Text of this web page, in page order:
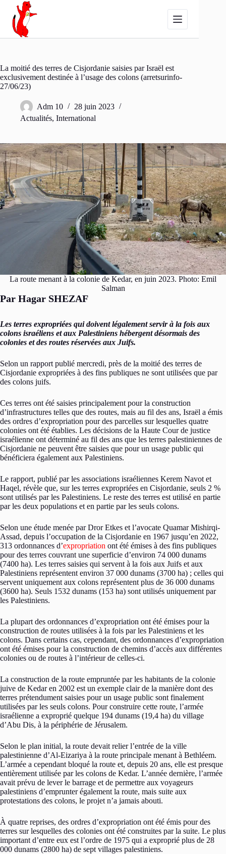
Passer
contenu
La moitié des terres de Cisjordanie saisies par Israël est
exclusivement destinée à l’usage des colons (arretsurinfo-
27/06/23)
Adm 10
28 juin 2023
Actualités, International
La route menant à la colonie de Kedar, en juin 2023. Photo: Emil
Salman
Par Hagar SHEZAF
Les terres expropriées qui doivent légalement servir à la fois aux
colons israéliens et aux Palestiniens hébergent désormais des
colonies et des routes réservées aux Juifs.
Selon un rapport publié mercredi, près de la moitié des terres de
Cisjordanie expropriées à des fins publiques ne sont utilisées que par
des colons juifs.
Ces terres ont été saisies principalement pour la construction
d’infrastructures telles que des routes, mais au fil des ans, Israël a émis
des ordres d’expropriation pour des parcelles sur lesquelles quatre
colonies ont été établies. Les décisions de la Haute Cour de justice
israélienne ont déterminé au fil des ans que les terres palestiniennes de
Cisjordanie ne peuvent être saisies que pour un usage public qui
bénéficiera également aux Palestiniens.
Le rapport, publié par les associations israéliennes Kerem Navot et
Haqel, révèle que, sur les terres expropriées en Cisjordanie, seuls 2 %
sont utilisés par les Palestiniens. Le reste des terres est utilisé en partie
par les deux populations et en partie par les seuls colons.
Selon une étude menée par Dror Etkes et l’avocate Quamar Mishirqi-
Assad, depuis l’occupation de la Cisjordanie en 1967 jusqu’en 2022,
313 ordonnances d’expropriation ont été émises à des fins publiques
pour des terres couvrant une superficie d’environ 74 000 dunams
(7400 ha). Les terres saisies qui servent à la fois aux Juifs et aux
Palestiniens représentent environ 37 000 dunams (3700 ha) ; celles qui
servent uniquement aux colons représentent plus de 36 000 dunams
(3600 ha). Seuls 1532 dunams (153 ha) sont utilisés uniquement par
les Palestiniens.
La plupart des ordonnances d’expropriation ont été émises pour la
construction de routes utilisées à la fois par les Palestiniens et les
colons. Dans certains cas, cependant, des ordonnances d’expropriation
ont été émises pour la construction de chemins d’accès aux différentes
colonies ou de routes à l’intérieur de celles-ci.
La construction de la route empruntée par les habitants de la colonie
juive de Kedar en 2002 est un exemple clair de la manière dont des
terres prétendument saisies pour un usage public sont finalement
utilisées par les seuls colons. Pour construire cette route, l’armée
israélienne a exproprié quelque 194 dunams (19,4 ha) du village
d’Abu Dis, à la périphérie de Jérusalem.
Selon le plan initial, la route devait relier l’entrée de la ville
palestinienne d’Al-Eizariya à la route principale menant à Bethléem.
L’armée a cependant bloqué la route et, depuis 20 ans, elle est presque
entièrement utilisée par les colons de Kedar. L’année dernière, l’armée
avait prévu de lever le barrage et de permettre aux voyageurs
palestiniens d’emprunter également la route, mais suite aux
protestations des colons, le projet n’a jamais abouti.
À quatre reprises, des ordres d’expropriation ont été émis pour des
terres sur lesquelles des colonies ont été construites par la suite. Le plus
important d’entre eux est l’ordre de 1975 qui a exproprié plus de 28
000 dunams (2800 ha) de sept villages palestiniens.